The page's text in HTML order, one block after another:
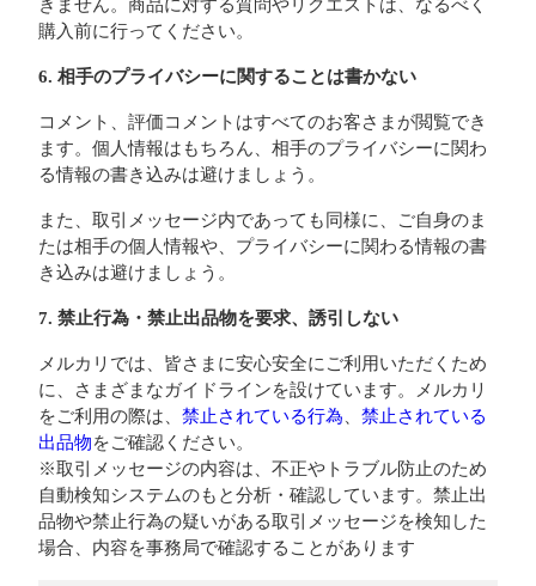
きません。商品に対する質問やリクエストは、なるべく
購入前に行ってください。
6. 相手のプライバシーに関することは書かない
コメント、評価コメントはすべてのお客さまが閲覧でき
ます。個人情報はもちろん、相手のプライバシーに関わ
る情報の書き込みは避けましょう。
また、取引メッセージ内であっても同様に、ご自身のま
たは相手の個人情報や、プライバシーに関わる情報の書
き込みは避けましょう。
7. 禁止行為・禁止出品物を要求、誘引しない
メルカリでは、皆さまに安心安全にご利用いただくため
に、さまざまなガイドラインを設けています。メルカリ
をご利用の際は、 禁止されている行為
禁止されている
出品物をご確認ください。
※取引メッセージの内容は、不正やトラブル防止のため
自動検知システムのもと分析・確認しています。禁止出
品物や禁止行為の疑いがある取引メッセージを検知した
場合、内容を事務局で確認することがあります